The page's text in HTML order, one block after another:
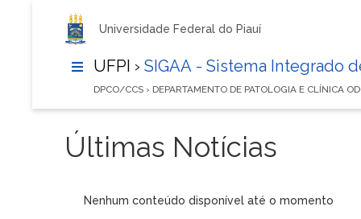
Universidade Federal do Piauí
UFPI › SIGAA - Sistema Integrado
DPCO/CCS › DEPARTAMENTO DE PATOLOGIA E CLÍNICA
Últimas Notícias
Nenhum conteúdo disponível até o momento